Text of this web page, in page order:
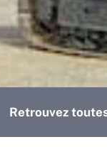
Retrouvez